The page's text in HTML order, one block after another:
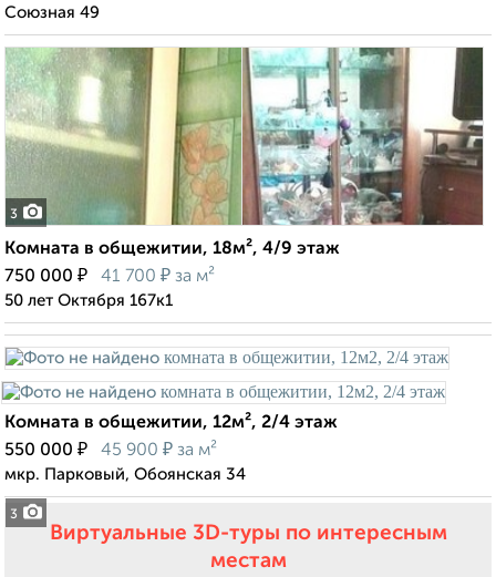
Союзная 49
3
Комната в общежитии, 18м², 4/9 этаж
750 000 ₽ 41 700 ₽ за м²
50 лет Октября 167к1
3
Комната в общежитии, 12м², 2/4 этаж
550 000 ₽ 45 900 ₽ за м²
мкр. Парковый, Обоянская 34
Виртуальные 3D-туры по интересным
местам